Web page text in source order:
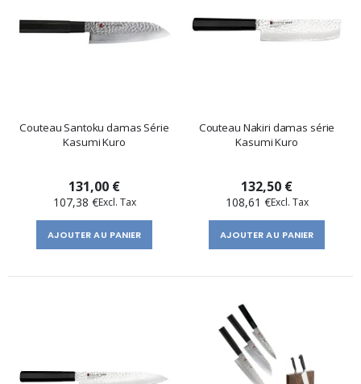
Couteau Santoku damas Série
Kasumi Kuro
131,00 €
107,38 €
AJOUTER AU PANIER
Couteau Nakiri damas série
Kasumi Kuro
132,50 €
108,61 €
AJOUTER AU PANIER